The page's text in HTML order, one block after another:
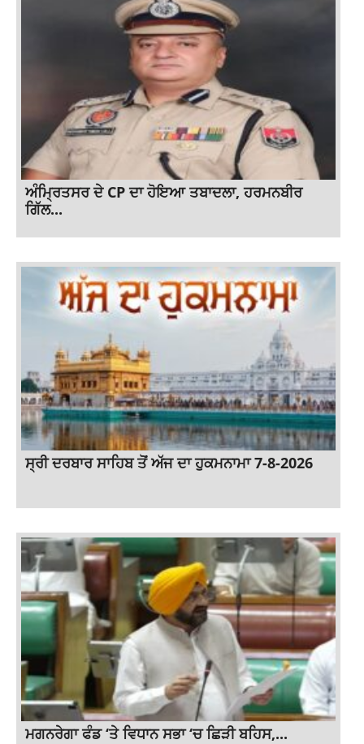
ਅੰਮ੍ਰਿਤਸਰ ਦੇ CP ਦਾ ਹੋਇਆ ਤਬਾਦਲਾ, ਹਰਮਨਬੀਰ
ਗਿੱਲ...
ਸ੍ਰੀ ਦਰਬਾਰ ਸਾਹਿਬ ਤੋਂ ਅੱਜ ਦਾ ਹੁਕਮਨਾਮਾ 7-8-2026
ਮਗਨਰੇਗਾ ਫੰਡ ‘ਤੇ ਵਿਧਾਨ ਸਭਾ ‘ਚ ਛਿੜੀ ਬਹਿਸ,...